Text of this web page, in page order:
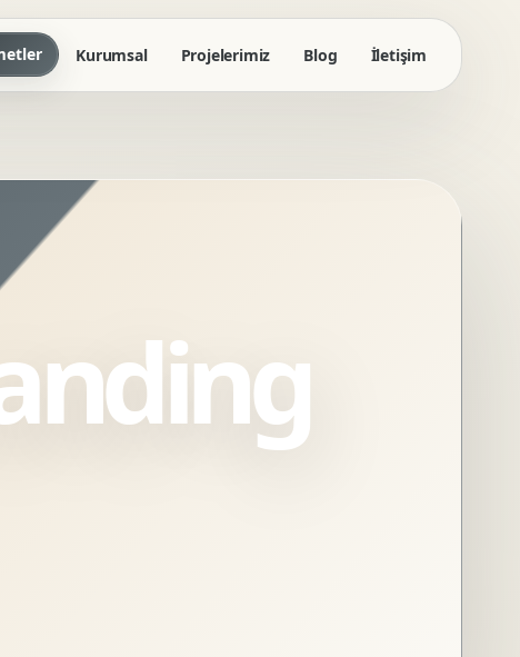
Kurumsal Projelerimiz Blog İletişim